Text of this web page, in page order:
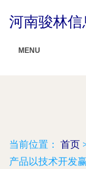
河南骏林信
MENU
当前位置： 首页
产品以技术开发